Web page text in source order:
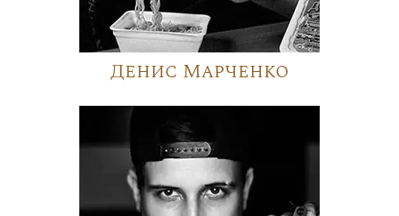
Денис Марченко